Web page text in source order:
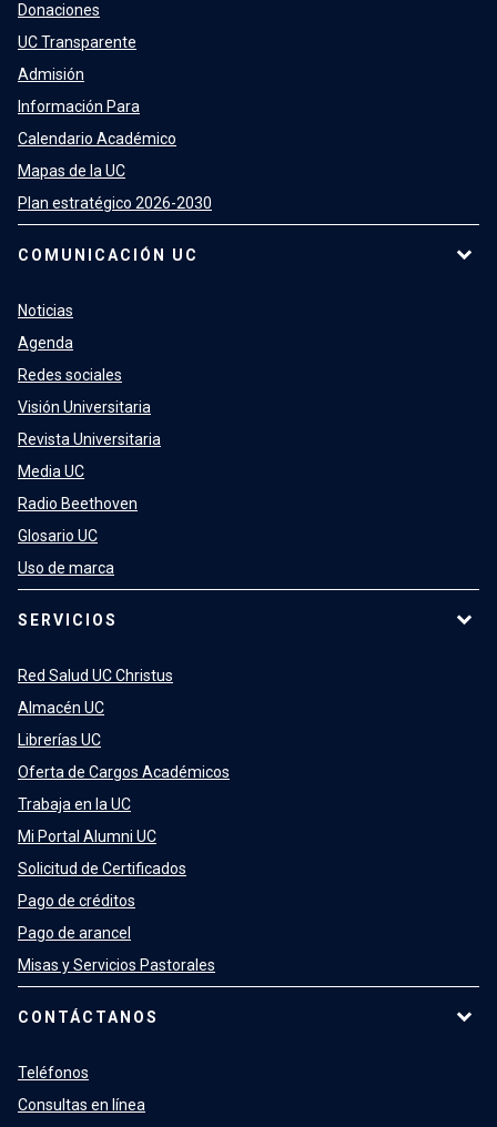
Donaciones
UC Transparente
Admisión
Información Para
Calendario Académico
Mapas de la UC
Plan estratégico 2026-2030
COMUNICACIÓN UC
Noticias
Agenda
Redes sociales
Visión Universitaria
Revista Universitaria
Media UC
Radio Beethoven
Glosario UC
Uso de marca
SERVICIOS
Red Salud UC Christus
Almacén UC
Librerías UC
Oferta de Cargos Académicos
Trabaja en la UC
Mi Portal Alumni UC
Solicitud de Certificados
Pago de créditos
Pago de arancel
Misas y Servicios Pastorales
CONTÁCTANOS
Teléfonos
Consultas en línea